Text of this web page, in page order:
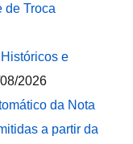
de Troca
e
2026
da Nota
a partir da